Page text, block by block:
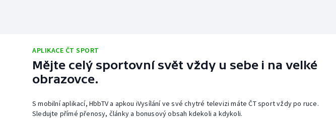
APLIKACE ČT SPORT
Mějte celý sportovní svět vždy u sebe i na velké
obrazovce.
S mobilní aplikací, HbbTV a apkou iVysílání ve své chytré televizi máte ČT sport vždy po ruce.
Sledujte přímé přenosy, články a bonusový obsah kdekoli a kdykoli.